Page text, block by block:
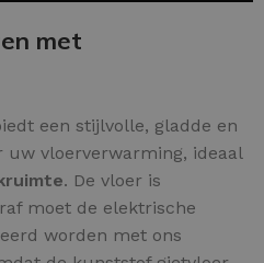
met
een stijlvolle, gladde en
uw vloerverwarming, ideaal
. De vloer is
moet de elektrische
worden met ons